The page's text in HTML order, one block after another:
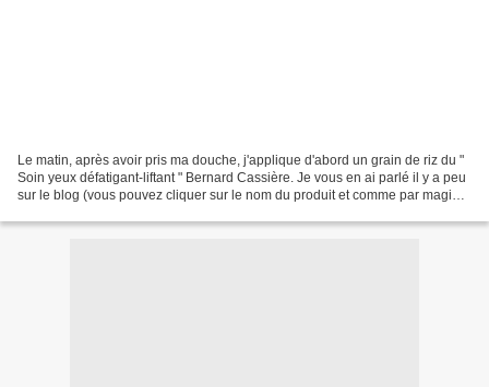
Le matin, après avoir pris ma douche, j'applique d'abord un grain de riz du "
Soin yeux défatigant-liftant " Bernard Cassière. Je vous en ai parlé il y a peu
sur le blog (vous pouvez cliquer sur le nom du produit et comme par magie,